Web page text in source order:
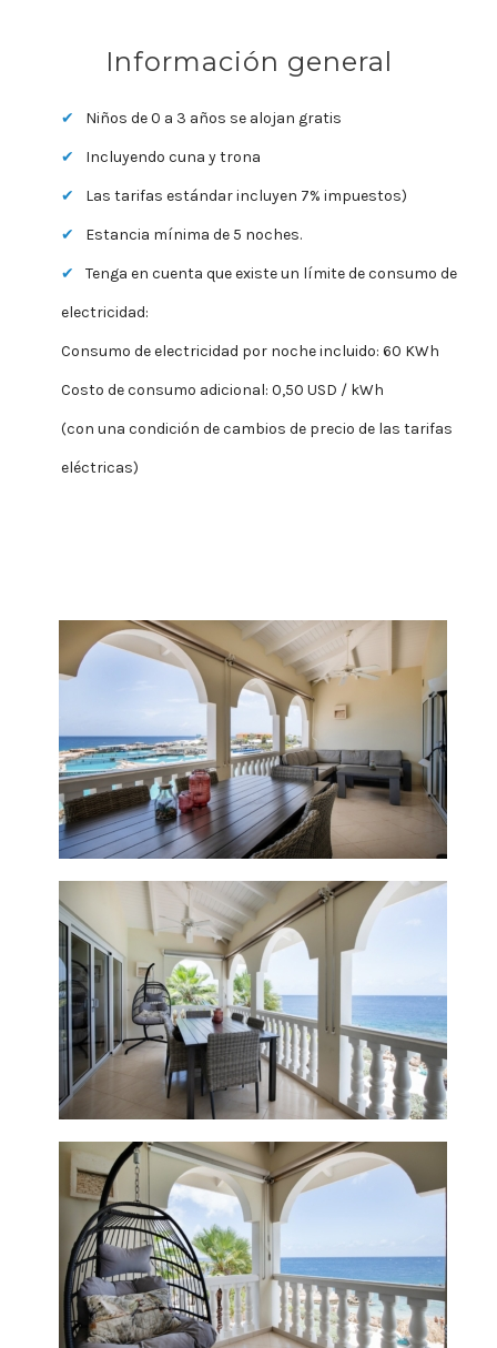
Información general
Niños de 0 a 3 años se alojan gratis
Incluyendo cuna y trona
Las tarifas estándar incluyen 7% impuestos)
Estancia mínima de 5 noches.
Tenga en cuenta que existe un límite de consumo de
electricidad:
Consumo de electricidad por noche incluido: 60 KWh
Costo de consumo adicional: 0,50 USD / kWh
(con una condición de cambios de precio de las tarifas
eléctricas)